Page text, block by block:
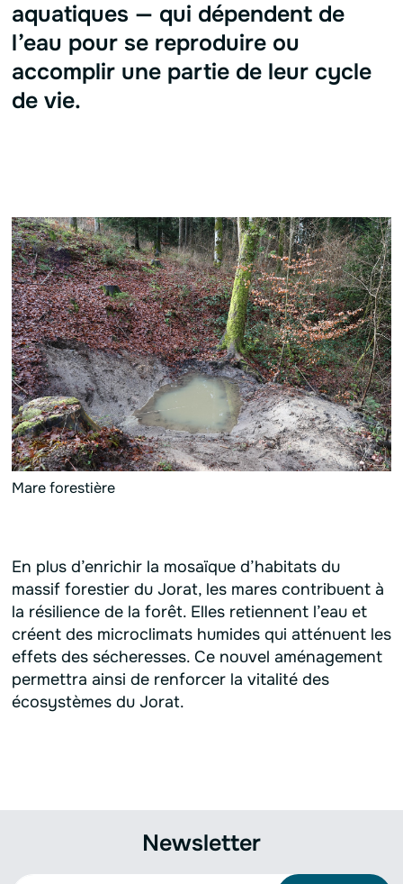
aquatiques — qui dépendent de
l’eau pour se reproduire ou
accomplir une partie de leur cycle
de vie.
Mare forestière
En plus d’enrichir la mosaïque d’habitats du
massif forestier du Jorat, les mares contribuent à
la résilience de la forêt. Elles retiennent l’eau et
créent des microclimats humides qui atténuent les
effets des sécheresses. Ce nouvel aménagement
permettra ainsi de renforcer la vitalité des
écosystèmes du Jorat.
Newsletter